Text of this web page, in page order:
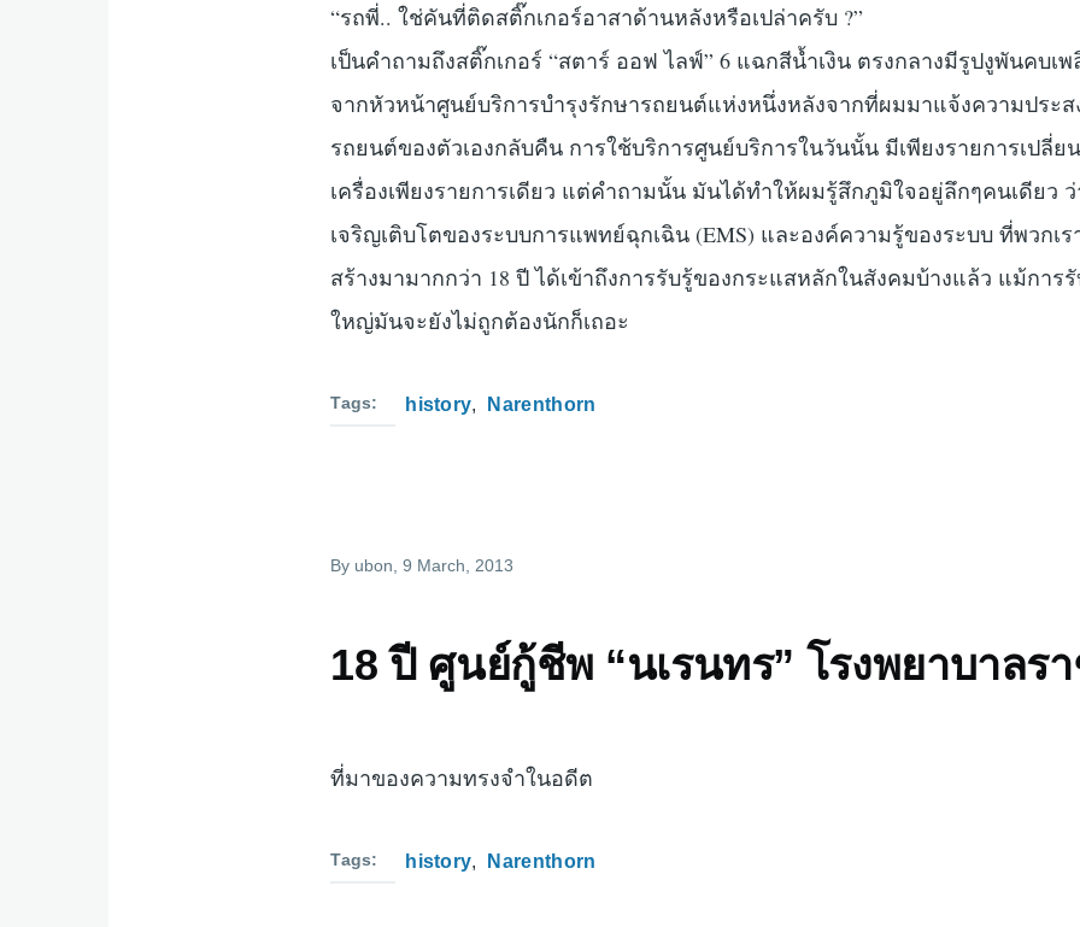
“รถพี่.. ใช่คันที่ติดสติ๊กเกอร์อาสาด้านหลังหรือเปล่าครับ ?”
เป็นคำถามถึงสติ๊กเกอร์ “สตาร์ ออฟ ไลฟ์” 6 แฉกสีน้ำเงิน ตรงกลางมีรูปงูพันคบเ
จากหัวหน้าศูนย์บริการบำรุงรักษารถยนต์แห่งหนึ่งหลังจากที่ผมมาแจ้งความประ
รถยนต์ของตัวเองกลับคืน การใช้บริการศูนย์บริการในวันนั้น มีเพียงรายการเปลี่ย
เครื่องเพียงรายการเดียว แต่คำถามนั้น มันได้ทำให้ผมรู้สึกภูมิใจอยู่ลึกๆคนเดียว
เจริญเติบโตของระบบการแพทย์ฉุกเฉิน (EMS) และองค์ความรู้ของระบบ ที่พวกเ
สร้างมามากกว่า 18 ปี ได้เข้าถึงการรับรู้ของกระแสหลักในสังคมบ้างแล้ว แม้การ
ใหญ่มันจะยังไม่ถูกต้องนักก็เถอะ
Tags history Narenthorn
By ubon , 9 March, 2013
18 ปี ศูนย์กู้ชีพ “นเรนทร” โรงพยาบาลร
ที่มาของความทรงจำในอดีต
Tags history Narenthorn